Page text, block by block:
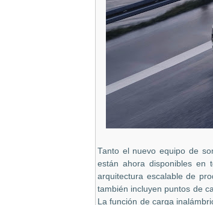
Tanto el nuevo equipo de
están ahora disponibles en
arquitectura escalable de
también incluyen puntos de
La función de carga